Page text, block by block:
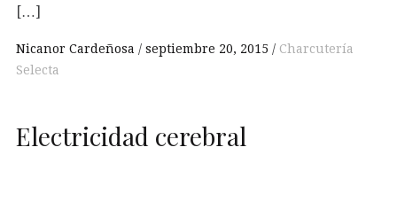
[…]
Nicanor Cardeñosa septiembre 20, 2015
Charcutería
Selecta
Electricidad cerebral